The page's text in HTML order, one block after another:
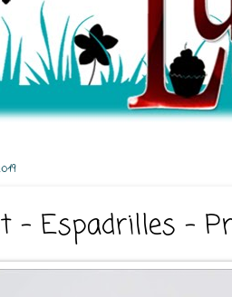
- Espadrilles -